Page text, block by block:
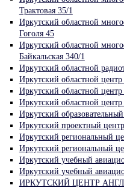
Трактовая 35/1
Иркутский областной
Гоголя 45
Иркутский областной
Байкальская 340/1
Иркутский областной
Иркутский областной
Иркутский областной
Иркутский областной
Иркутский
Иркутский проектный
Иркутский региональный
Иркутский региональный
Иркутский учебный
Иркутский учебный
ИРКУТСКИЙ ЦЕНТР